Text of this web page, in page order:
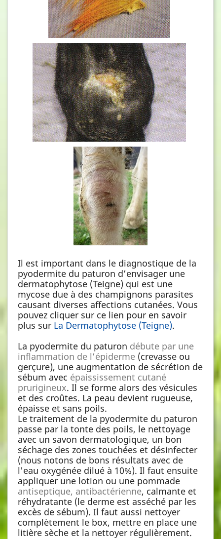
Il est important dans le diagnostique de la
pyodermite du paturon d’envisager une
dermatophytose (Teigne) qui est une
mycose due à des champignons parasites
causant diverses affections cutanées. Vous
pouvez cliquer sur ce lien pour en savoir
plus sur La Dermatophytose (Teigne).
La pyodermite du paturon débute par une
inflammation de l’épiderme (crevasse ou
gerçure), une augmentation de sécrétion de
sébum avec épaississement cutané
prurigineux. Il se forme alors des vésicules
et des croûtes. La peau devient rugueuse,
épaisse et sans poils.
Le traitement de la pyodermite du paturon
passe par la tonte des poils, le nettoyage
avec un savon dermatologique, un bon
séchage des zones touchées et désinfecter
(nous notons de bons résultats avec de
l'eau oxygénée dilué à 10%). Il faut ensuite
appliquer une lotion ou une pommade
antiseptique, antibactérienne, calmante et
réhydratante (le derme est asséché par les
excès de sébum). Il faut aussi nettoyer
complètement le box, mettre en place une
litière sèche et la nettoyer régulièrement.